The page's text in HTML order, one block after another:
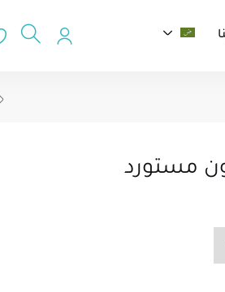
مستورد